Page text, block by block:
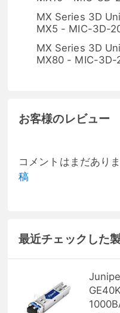
MX Series 3D
MX5 - MIC-3D-
MX Series 3D
MX80 - MIC-3D-
お客様のレビュー
コメントはまだあり
稿
最近チェックした